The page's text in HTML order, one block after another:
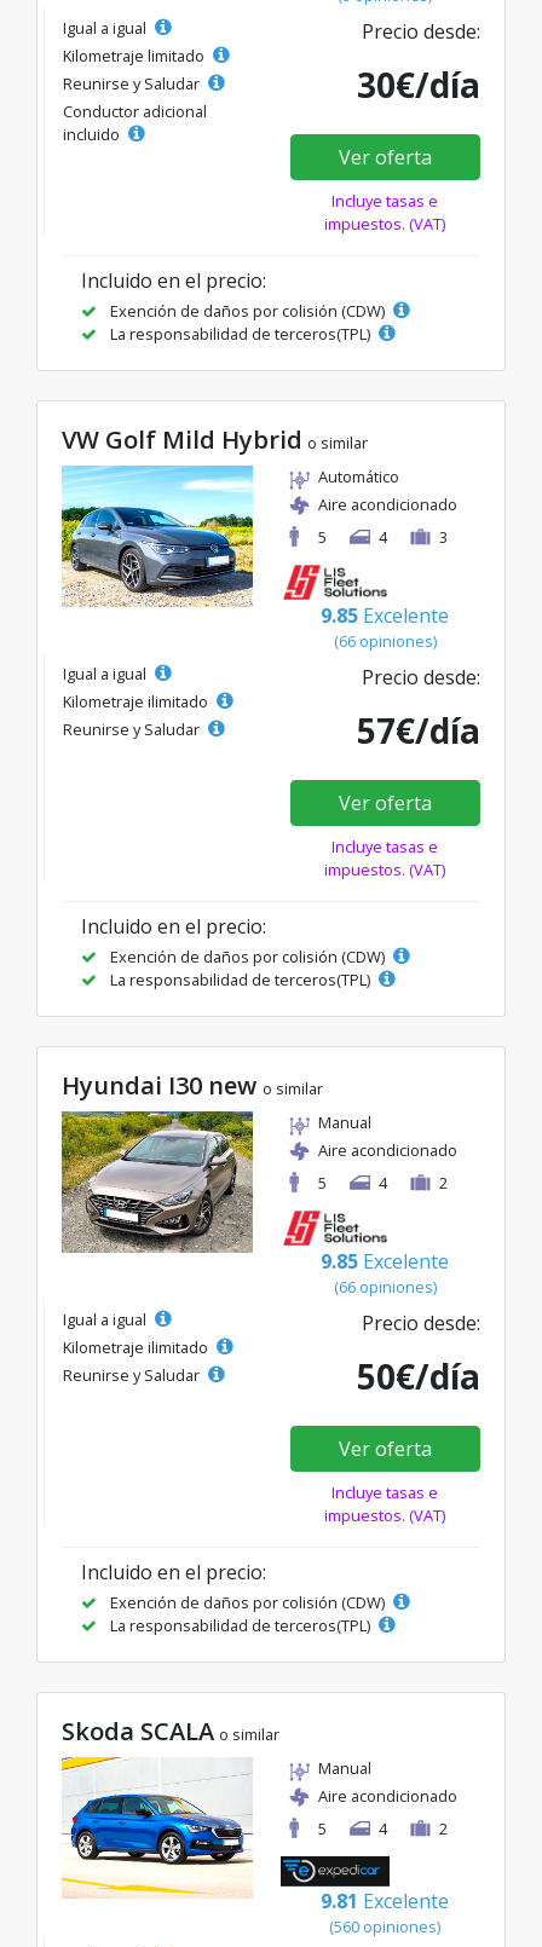
Igual a igual
Kilometraje limitado
Reunirse y Saludar
Conductor adicional
incluido
Precio desde:
30€/día
Ver oferta
Incluye tasas e
impuestos. (VAT)
Incluido en el precio:
Exención de daños por colisión (CDW)
La responsabilidad de terceros(TPL)
VW Golf Mild Hybrid o similar
Automático
Aire acondicionado
5
4 3
9.85 Excelente
(66 opiniones)
Igual a igual
Kilometraje ilimitado
Reunirse y Saludar
Precio desde:
57€/día
Ver oferta
Incluye tasas e
impuestos. (VAT)
Incluido en el precio:
Exención de daños por colisión (CDW)
La responsabilidad de terceros(TPL)
Hyundai I30 new o similar
Manual
Aire acondicionado
5
4 2
9.85 Excelente
(66 opiniones)
Igual a igual
Kilometraje ilimitado
Reunirse y Saludar
Precio desde:
50€/día
Ver oferta
Incluye tasas e
impuestos. (VAT)
Incluido en el precio:
Exención de daños por colisión (CDW)
La responsabilidad de terceros(TPL)
Skoda SCALA o similar
Manual
Aire acondicionado
5
4 2
9.81 Excelente
(560 opiniones)